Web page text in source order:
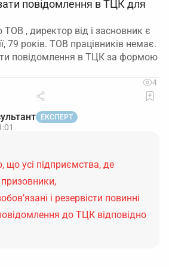
повідомлення в ТЦК для
, директор від і засновник є
79 років. ТОВ працівників немає.
повідомлення в ТЦК за формою
4
ЕКСПЕРТ
що усі підприємства, де
і резервісти повинні
до ТЦК відповідно